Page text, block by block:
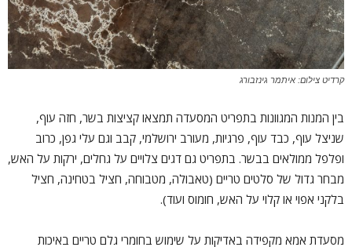
קרדיט צילום: איתמר גינזבורג
בין המנות המגוונות בתפריט המסעדה תמצאו קציצות בשר, חזה עוף,
שניצל עוף, כבד עוף, פרגיות, מעורב ירושלמי, קבב וגם עלי גפן, כרוב
ופלפל ממולאים בבשר. בתפריט גם דגים צלויים על גחלים, ירקות על האש,
מבחר גדול של סלטים טריים (טאבולה, מטבוחה, חציל בטחינה, חציל
בלקני אפוי או קלוי על האש, חומוס ועוד).
מסעדת אמא מקפידה באדיקות על שימוש בחומרי גלם טריים באיכות